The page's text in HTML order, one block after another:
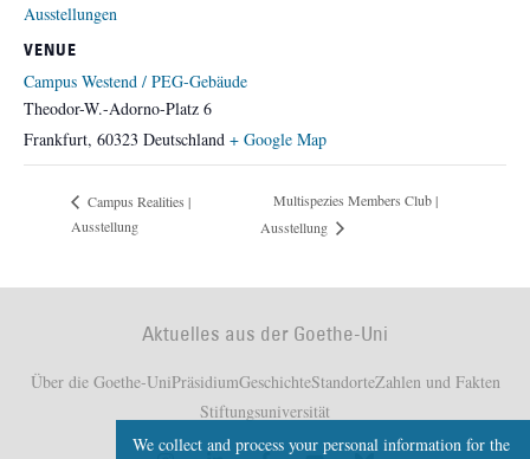
Ausstellungen
VENUE
Campus Westend / PEG-Gebäude
Theodor-W.-Adorno-Platz 6
Frankfurt, 60323 Deutschland + Google Map
Campus Realities |
Ausstellung
Multispezies Members Club |
Ausstellung
Aktuelles aus der Goethe-Uni
Über die Goethe-UniPräsidiumGeschichteStandorteZahlen und Fakten
Stiftungsuniversität
We collect and process your personal information for the